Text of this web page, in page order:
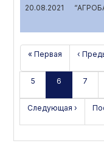
20.08.2021
« Первая ‹
5 6 7
Следующая ›